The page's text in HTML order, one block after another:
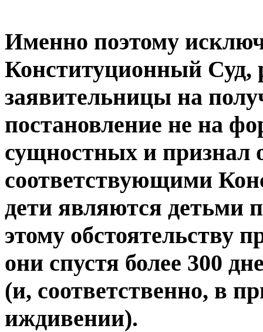
Именно поэтому
Конституционный Суд,
заявительницы на
постановление не на
сущностных и признал
соответствующими
дети являются детьми
этому обстоятельству
они спустя более 300
(и, соответственно, в
иждивении).